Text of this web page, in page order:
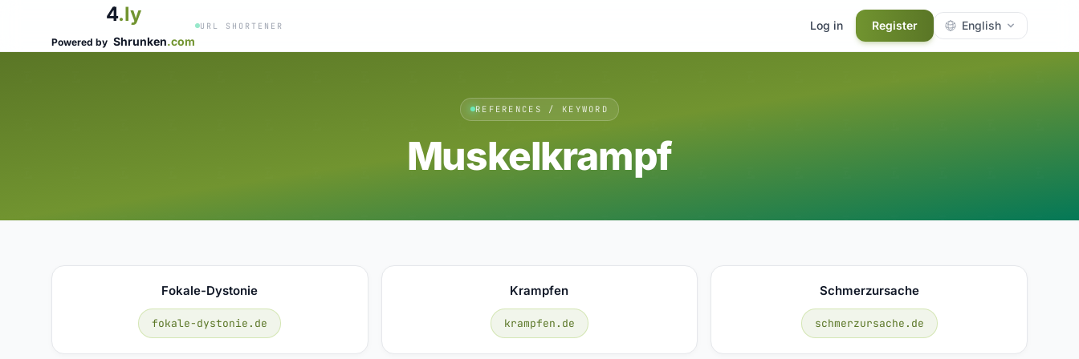
4.ly
Powered by Shrunken.com
URL SHORTENER Log in Register English
REFERENCES / KEYWORD
Muskelkrampf
Fokale-Dystonie
fokale-dystonie.de
Krampfen
krampfen.de
Schmerzursache
schmerzursache.de